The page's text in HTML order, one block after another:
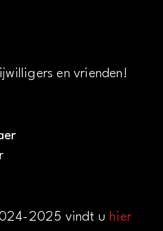
en vrienden!
2025 vindt uhier